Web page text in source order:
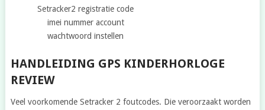
Setracker2 registratie code
imei nummer account
wachtwoord instellen
HANDLEIDING GPS KINDERHORLOGE
REVIEW
Veel voorkomende Setracker 2 foutcodes. Die veroorzaakt worden